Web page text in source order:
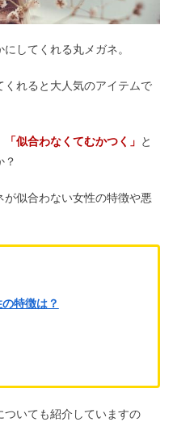
してくれる丸メガネ。
れると大人気のアイテムで
似合わなくてむかつく」 と
？
似合わない女性の特徴や悪
特徴は？
ついても紹介していますの